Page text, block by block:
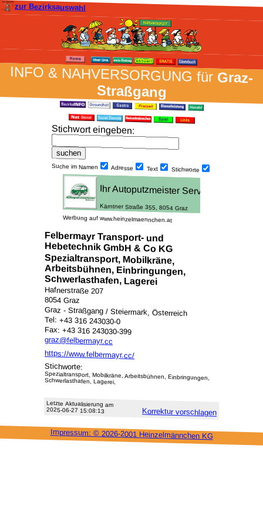
zur Bezirksauswahl
INFO & NAH­VER­SORG­UNG fürGraz-
Straßgang
Stich­wort ein­geben:
Suche im Namen Adresse Text Stich­worte
Werbung auf www.heinzelmaennchen.at
Felbermayr Transport- und
Hebetechnik GmbH & Co KG
Spezialtransport, Mobilkräne,
Arbeitsbühnen, Einbringungen,
Schwerlasthafen, Lagerei
Hafnerstraße 207
8054 Graz
Graz - Straßgang / Steiermark, Österreich
Tel: +43 316 243030-0
Fax: +43 316 243030-399
graz@felbermayr.cc
https://www.felbermayr.cc/
Stichworte:
Spezialtransport, Mobilkräne, Arbeitsbühnen, Einbringungen,
Schwerlasthafen, Lagerei,
Letzte Aktu­alisie­rung am
2025-06-27 15:08:13 Korrektur vor­schlagen
Impressum: © 2026-2001 Heinzel­männchen KG